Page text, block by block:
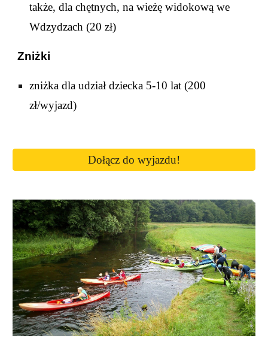
także, dla chętnych, na wieżę widokową we
Wdzydzach (20 zł)
Zniżki
zniżka dla udział dziecka 5-10 lat (200
zł/wyjazd)
Dołącz do wyjazdu!